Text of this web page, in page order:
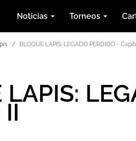
Noticias Torneos
BLOQUE LAPIS: LEGADO PERDIDO -
LAPIS: